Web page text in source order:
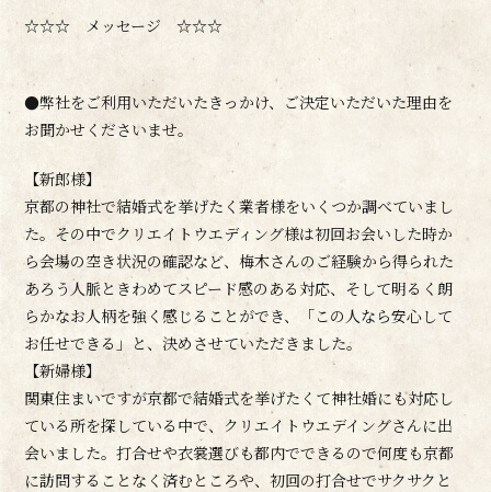
☆☆☆ メッセージ ☆☆☆
●弊社をご利用いただいたきっかけ、ご決定いただいた理由を
お聞かせくださいませ。
【新郎様】
京都の神社で結婚式を挙げたく業者様をいくつか調べていまし
た。その中でクリエイトウエディング様は初回お会いした時か
ら会場の空き状況の確認など、梅木さんのご経験から得られた
あろう人脈ときわめてスピード感のある対応、そして明るく朗
らかなお人柄を強く感じることができ、「この人なら安心して
お任せできる」と、決めさせていただきました。
【新婦様】
関東住まいですが京都で結婚式を挙げたくて神社婚にも対応し
ている所を探している中で、クリエイトウエデイングさんに出
会いました。打合せや衣裳選びも都内でできるので何度も京都
に訪問することなく済むところや、初回の打合せでサクサクと